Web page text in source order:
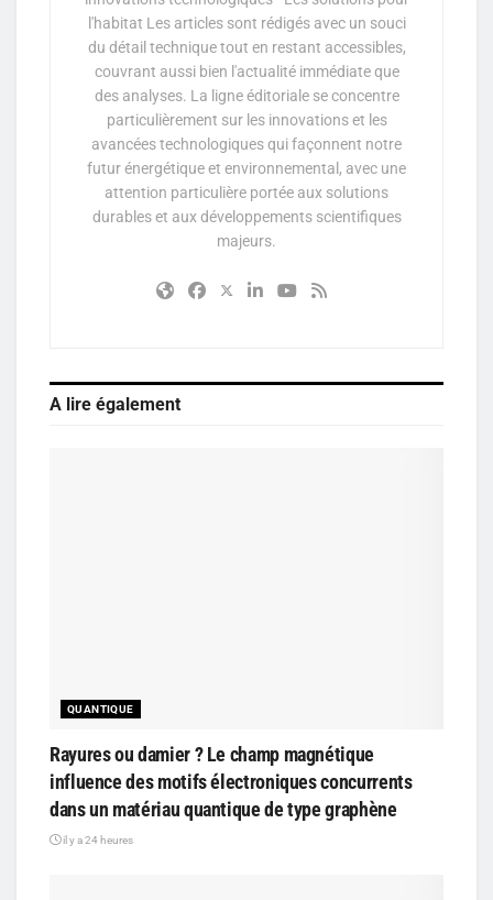
l'habitat Les articles sont rédigés avec un souci
du détail technique tout en restant accessibles,
couvrant aussi bien l'actualité immédiate que
des analyses. La ligne éditoriale se concentre
particulièrement sur les innovations et les
avancées technologiques qui façonnent notre
futur énergétique et environnemental, avec une
attention particulière portée aux solutions
durables et aux développements scientifiques
majeurs.
A lire également
QUANTIQUE
Rayures ou damier ? Le champ magnétique
influence des motifs électroniques concurrents
dans un matériau quantique de type graphène
il y a 24 heures